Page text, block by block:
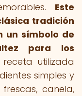
Este
tradición
un símbolo de
para los
receta utilizada
simples y
canela,